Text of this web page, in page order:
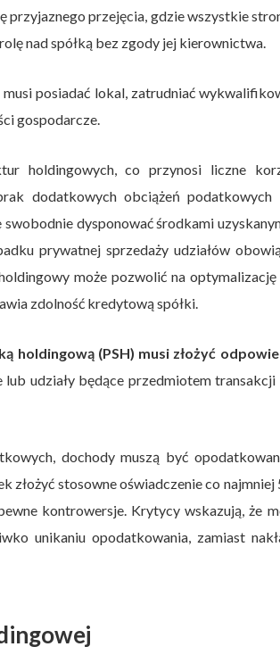
przyjaznego przejęcia, gdzie wszystkie
nad spółką bez zgody jej kierownictwa.
posiadać lokal, zatrudniać
gospodarcze.
holdingowych, co przynosi liczne
dodatkowych obciążeń podatkowych
dysponować środkami
prywatnej sprzedaży udziałów
może pozwolić na
zdolność kredytową spółki.
holdingową (PSH) musi złożyć
udziały będące przedmiotem transakcji
dochody muszą być
złożyć stosowne oświadczenie co najmniej
kontrowersje. Krytycy wskazują, że
unikaniu opodatkowania, zamiast